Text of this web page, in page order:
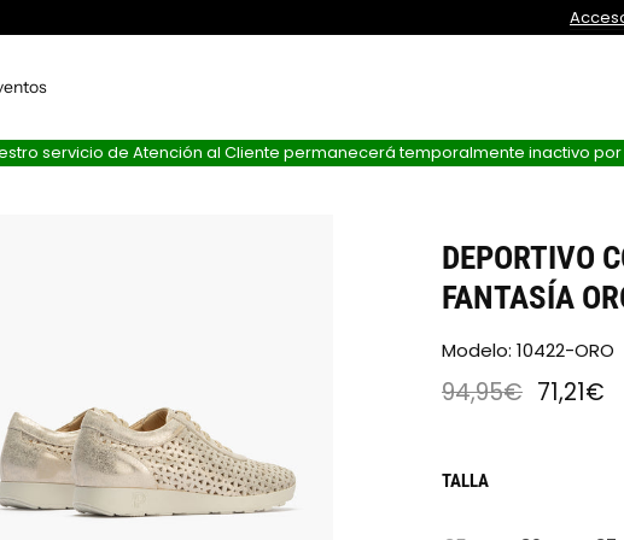
servicio de Atención al Cliente permanecerá temporalmente inactivo
DEPORTIVO
FANTASÍA
Modelo: 10422-ORO
94,95€ 71,21€
TALLA